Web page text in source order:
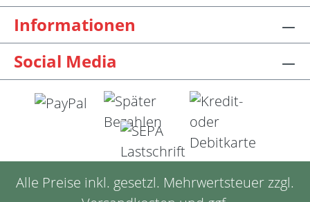
Informationen
Social Media
Alle Preise inkl. gesetzl. Mehrwertsteuer zzgl.